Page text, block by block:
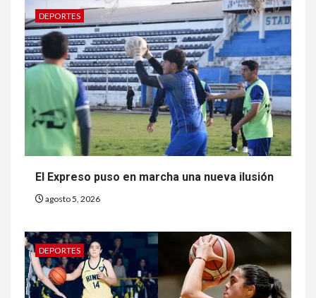
DEPORTES
El Expreso puso en marcha una nueva ilusión
agosto 5, 2026
DEPORTES